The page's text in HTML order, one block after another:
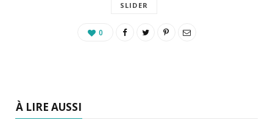
SLIDER
0
À LIRE AUSSI